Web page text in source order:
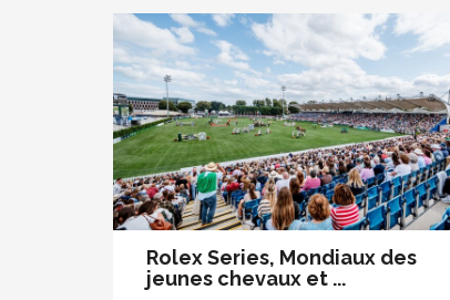
Rolex Series, Mondiaux des
jeunes chevaux et ...